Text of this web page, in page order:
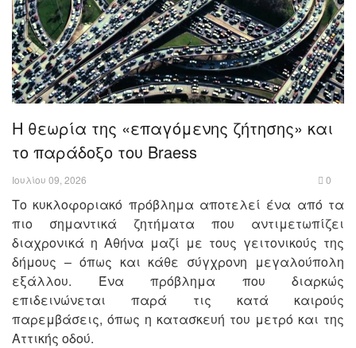
Η θεωρία της «επαγόμενης ζήτησης» και
το παράδοξο του Braess
Ιουλίου 09, 2026 0
Το κυκλοφοριακό πρόβλημα αποτελεί ένα από τα
πιο σημαντικά ζητήματα που αντιμετωπίζει
διαχρονικά η Αθήνα μαζί με τους γειτονικούς της
δήμους – όπως και κάθε σύγχρονη μεγαλούπολη
εξάλλου. Ένα πρόβλημα που διαρκώς
επιδεινώνεται παρά τις κατά καιρούς
παρεμβάσεις, όπως η κατασκευή του μετρό και της
Αττικής οδού.